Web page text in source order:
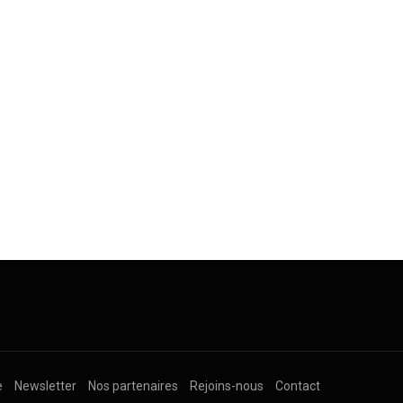
Newsletter Nos partenaires Rejoins-nous Contact